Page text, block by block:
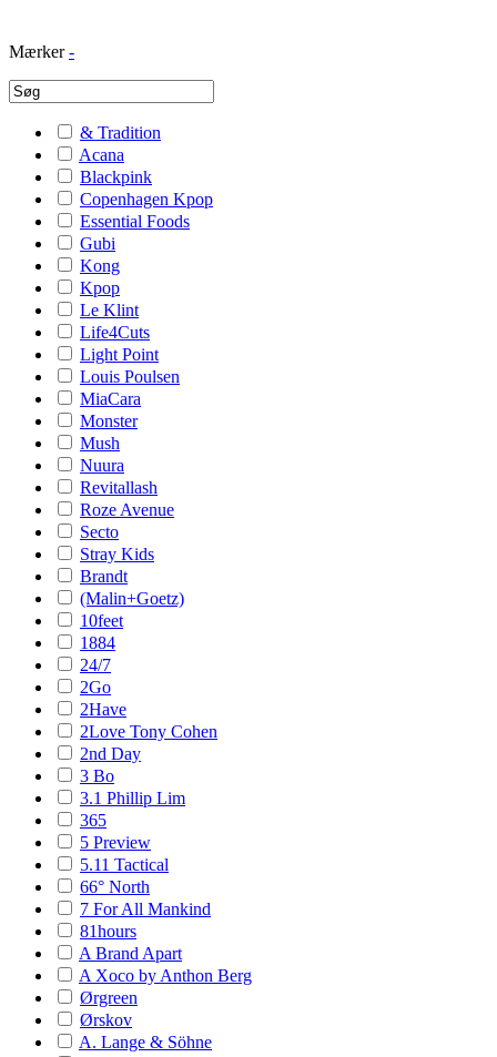
Mærker -
& Tradition
Acana
Blackpink
Copenhagen Kpop
Essential Foods
Gubi
Kong
Kpop
Le Klint
Life4Cuts
Light Point
Louis Poulsen
MiaCara
Monster
Mush
Nuura
Revitallash
Roze Avenue
Secto
Stray Kids
Brandt
(Malin+Goetz)
10feet
1884
24/7
2Go
2Have
2Love Tony Cohen
2nd Day
3 Bo
3.1 Phillip Lim
365
5 Preview
5.11 Tactical
66° North
7 For All Mankind
81hours
A Brand Apart
A Xoco by Anthon Berg
Ørgreen
Ørskov
A. Lange & Söhne